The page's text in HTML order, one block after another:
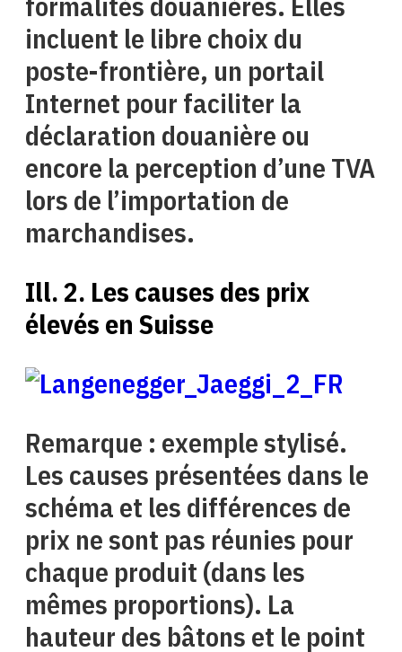
incluent le libre choix du
poste-frontière, un portail
Internet pour faciliter la
déclaration douanière ou
encore la perception d’une TVA
lors de l’importation de
marchandises.
Ill. 2. Les causes des prix
élevés en Suisse
Remarque : exemple stylisé.
Les causes présentées dans le
schéma et les différences de
prix ne sont pas réunies pour
chaque produit (dans les
mêmes proportions). La
hauteur des bâtons et le point